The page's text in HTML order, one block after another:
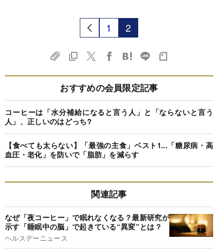
1 2
おすすめの会員限定記事
コーヒーは「水分補給になると言う人」と「ならないと言う
人」、正しいのはどっち?
【食べても太らない】「最強の主食」ベスト1...「糖尿病・高
血圧・老化」を防いで「脂肪」を減らす
関連記事
なぜ「夜コーヒー」で眠れなくなる？最新研究が
示す「睡眠中の脳」で起きている“異変”とは？
ヘルスデーニュース